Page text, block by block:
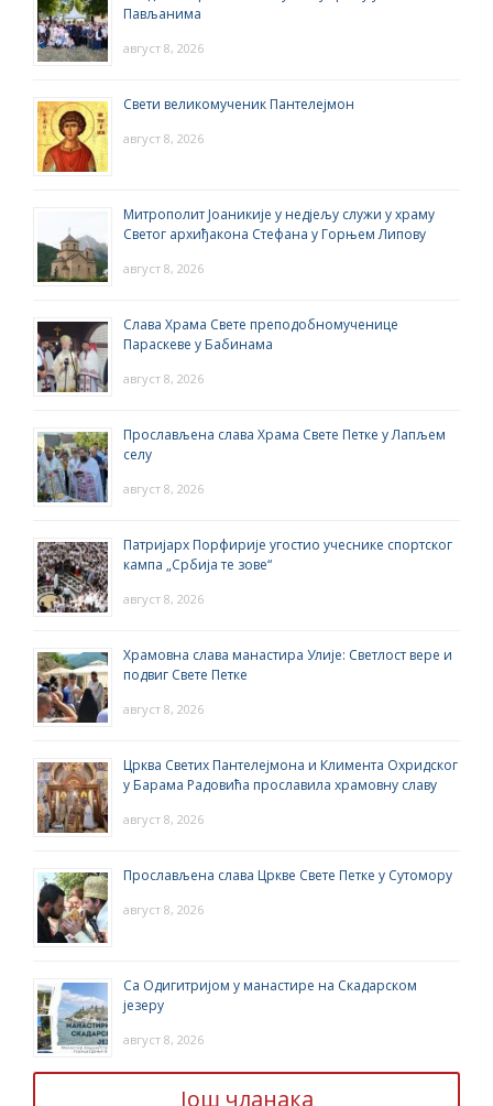
Пављанима
август 8, 2026
Свети великомученик Пантелејмон
август 8, 2026
Митрополит Јоаникије у недјељу служи у храму
Светог архиђакона Стефана у Горњем Липову
август 8, 2026
Слава Храма Свете преподобномученице
Параскеве у Бабинама
август 8, 2026
Прослављена слава Храма Свете Петке у Лапљем
селу
август 8, 2026
Патријарх Порфирије угостио учеснике спортског
кампа „Србија те зове“
август 8, 2026
Храмовна слава манастира Улије: Светлост вере и
подвиг Свете Петке
август 8, 2026
Црква Светих Пантелејмона и Климента Охридског
у Барама Радовића прославила храмовну славу
август 8, 2026
Прослављена слава Цркве Свете Петке у Сутомору
август 8, 2026
Са Одигитријом у манастире на Скадарском
језеру
август 8, 2026
Још чланака